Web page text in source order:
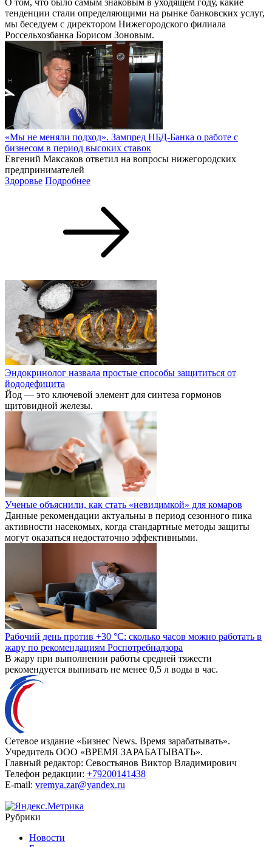
тенденции стали определяющими на рынке банковских услуг,
мы беседуем с директором Нижегородского филиала
Россельхозбанка Борисом Зоновым.
«Мы не меняли подход». Зампред НБД-Банка о работе с
бизнесом в период высоких ставок
Евгений Максаков ответил на вопросы нижегородских
предпринимателей
Здоровье Подробнее
Эндокринолог назвала простые способы защититься от
йододефицита
Йод — это ключевой элемент для синтеза гормонов
щитовидной железы.
Ученые объяснили, как стать «невидимкой» для комаров
Данные рекомендации актуальны в период сезонного пика
активности насекомых, когда стандартные методы защиты
могут оказаться недостаточно эффективными.
Рабочий день против +30 °C: сколько часов можно работать в
жару по рекомендациям Роспотребнадзора
В жару при выполнении работы средней тяжести
рекомендуется выпивать не менее 0,5 л воды в час.
Сетевое издание «Бизнес News. Время зарабатывать».
Учредитель ООО «ВРЕМЯ ЗАРАБАТЫВАТЬ».
Главный редактор: Севостьянов Виктор Владимирович
Телефон редакции: +79200141438
E-mail: vremya.zar@yandex.ru
Рубрики
Новости